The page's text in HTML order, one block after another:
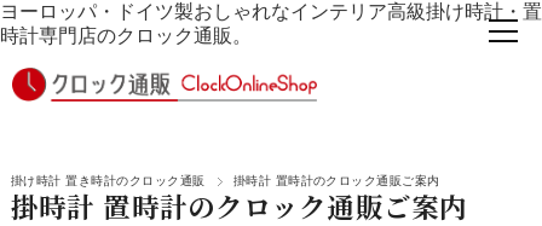
ヨーロッパ・ドイツ製おしゃれなインテリア高級掛け時計・置
時計専門店のクロック通販。
掛け時計 置き時計のクロック通販 掛時計 置時計のクロック通販ご案内
掛時計 置時計のクロック通販ご案内